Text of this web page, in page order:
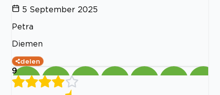
5 September 2025
Petra
Diemen
delen
9